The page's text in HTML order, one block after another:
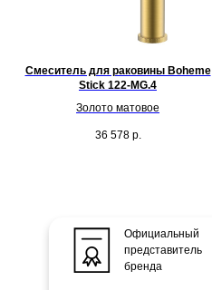
Смеситель для раковины Boheme
Stick 122-MG.4
Золото матовое
36 578 р.
Официальный
представитель
бренда